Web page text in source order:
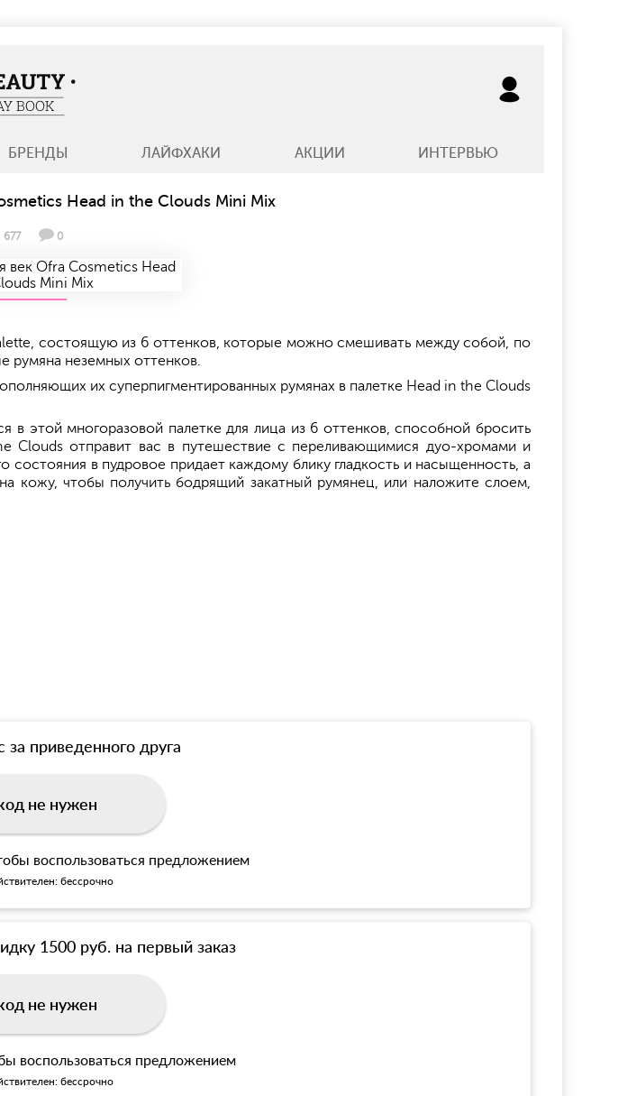
БРЕНДЫ ЛАЙФХАКИ АКЦИИ ИНТЕРВЬЮ
BeautyDayBook
Head in the Clouds Mini Mix
677 0
состоящую из 6 оттенков, которые можно смешивать между собой, по
румяна неземных оттенков.
их суперпигментированных румянах в палетке Head in the Clouds
этой многоразовой палетке для лица из 6 оттенков, способной бросить
Clouds отправит вас в путешествие с переливающимися дуо-хромами и
в пудровое придает каждому блику гладкость и насыщенность, а
кожу, чтобы получить бодрящий закатный румянец, или наложите слоем,
за приведенного друга
не нужен
воспользоваться предложением
бессрочно
1500 руб. на первый заказ
не нужен
воспользоваться предложением
бессрочно